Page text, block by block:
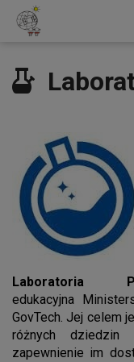
Laboratoria
edukacyjna
GovTech. Jej celem
różnych dziedzin
zapewnienie im